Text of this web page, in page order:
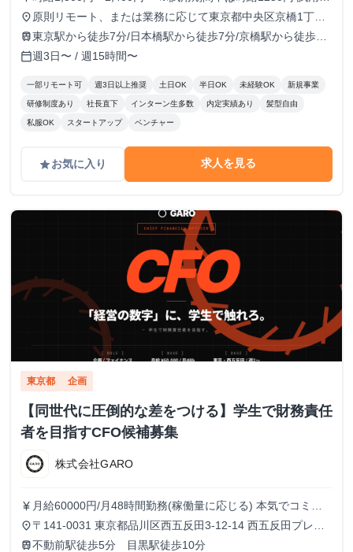
間：3ヶ月〜6ヶ月（3ヶ月ごとに双方意思確認の上、契約を
更新）
place 原則リモート、または業務に応じて東京都中央区京橋1丁目
6−13 VORT京橋II 9Fのオフィスにて勤務
train東京駅から徒歩7分/日本橋駅から徒歩7分/京橋駅から徒歩5
分/宝町駅から徒歩8分
calendar_today週3日〜 / 週15時間〜
一部リモート可 週3日以上推奨 土日OK 半日OK 未経験OK 新規事業
研修制度あり 社長直下 インターン生多数 内定実績あり 髪型自由
私服OK スタートアップ ベンチャー
gradeお気に入り 求人を見る
東京都 企画
【同世代に圧倒的な差をつける】学生で財務責任
者を目指すCFO候補募集
株式会社GARO
currency_yen 月給60000円/月48時間勤務(稼働量に応じる) 本気でコミッ
トすれば、学生でも圧倒的な実績と報酬を得られる環境で
す。
place 〒141-0031 東京都品川区西五反田3-12-14 西五反田プレイ
ス8階
train不動前駅徒歩5分 目黒駅徒歩10分